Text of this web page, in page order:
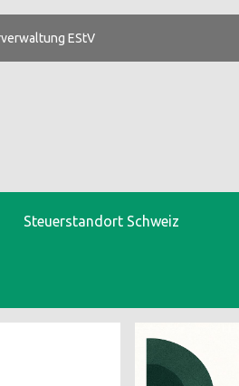
EStV
Steuerstandort Schweiz